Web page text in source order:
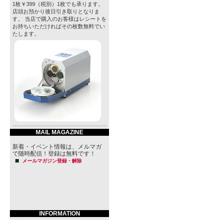
1枚￥399（税別）1枚でも承ります。
店頭お預かり後日引き取りとなりま
す。 当店で購入のお客様はレシートを
お持ちいただければその枚数無料でい
たします。
MAIL MAGAZINE
新着・イベント情報は、メルマガ
で随時配信！登録は無料です！
メールマガジン登録・解除
INFORMATION